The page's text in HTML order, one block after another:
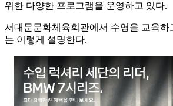
위한 다양한 프로그램을 운영하고 있다.
서대문문화체육회관에서 수영을 교육하
는 이렇게 설명한다.